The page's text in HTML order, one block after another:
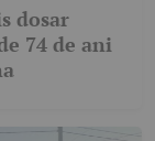
dosar
74 de ani